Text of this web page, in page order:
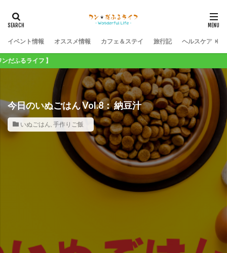
イベント情報 オススメ情報 カフェ＆ステイ 旅行記 ヘルスケア
フ 】
今日のいぬごはん Vol.8： 納豆汁
いぬごはん, 手作りご飯